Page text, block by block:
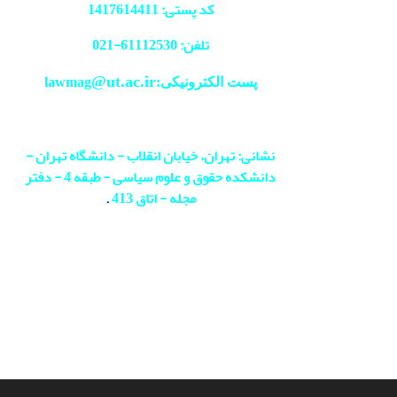
کد پستی: 1417614411
تلفن: 61112530-
021
پست الکترونیکی:lawmag@ut.ac.ir
نشانی: تهران، خیابان انقلاب - دانشگاه تهران -
دانشکده حقوق و علوم سیاسی - طبقه 4 - دفتر
مجله - اتاق 413
.